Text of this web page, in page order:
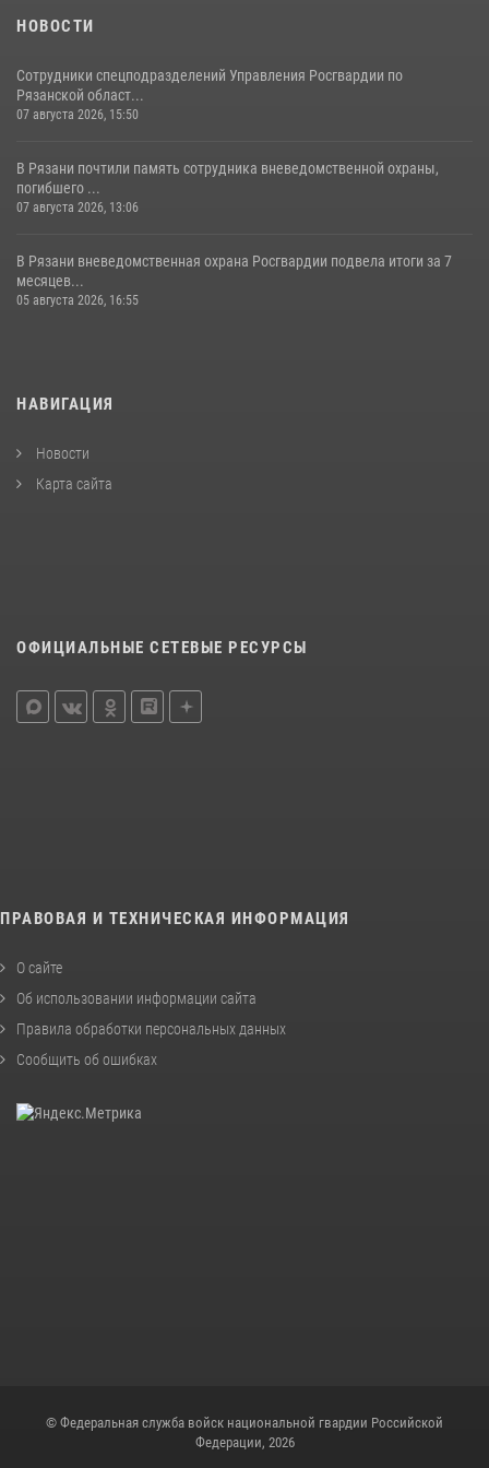
НОВОСТИ
Сотрудники спецподразделений Управления Росгвардии по
Рязанской област...
07 августа 2026, 15:50
В Рязани почтили память сотрудника вневедомственной охраны,
погибшего ...
07 августа 2026, 13:06
В Рязани вневедомственная охрана Росгвардии подвела итоги за 7
месяцев...
05 августа 2026, 16:55
НАВИГАЦИЯ
Новости
Карта сайта
ОФИЦИАЛЬНЫЕ СЕТЕВЫЕ РЕСУРСЫ
ПРАВОВАЯ И ТЕХНИЧЕСКАЯ ИНФОРМАЦИЯ
О сайте
Об использовании информации сайта
Правила обработки персональных данных
Сообщить об ошибках
© Федеральная служба войск национальной гвардии Российской
Федерации, 2026